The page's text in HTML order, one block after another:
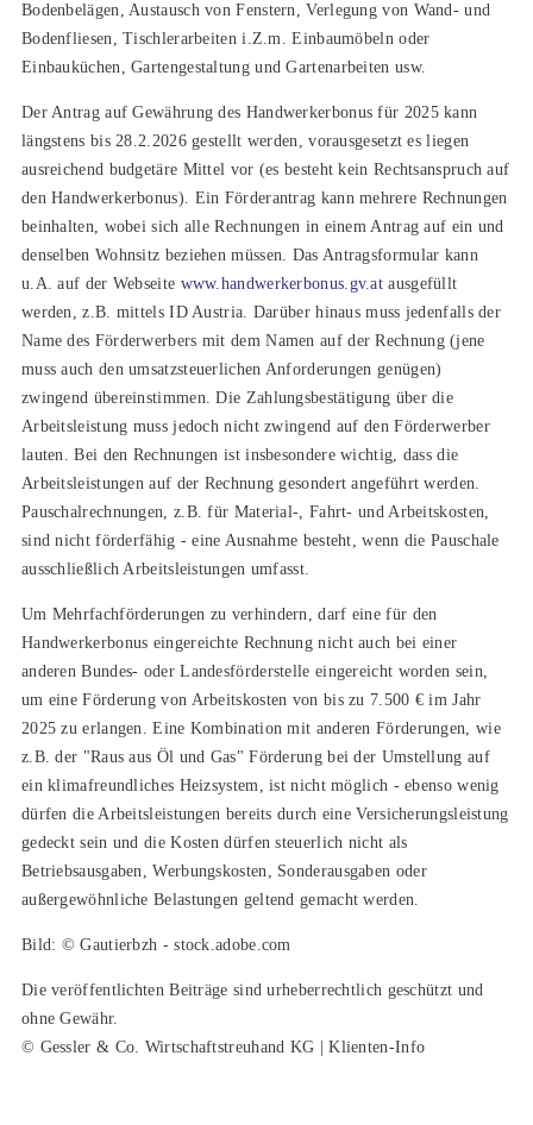
Bodenbelägen, Austausch von Fenstern, Verlegung von Wand- und
Bodenfliesen, Tischlerarbeiten i.Z.m. Einbaumöbeln oder
Einbauküchen, Gartengestaltung und Gartenarbeiten usw.
Der Antrag auf Gewährung des Handwerkerbonus für 2025 kann
längstens bis 28.2.2026 gestellt werden, vorausgesetzt es liegen
ausreichend budgetäre Mittel vor (es besteht kein Rechtsanspruch auf
den Handwerkerbonus). Ein Förderantrag kann mehrere Rechnungen
beinhalten, wobei sich alle Rechnungen in einem Antrag auf ein und
denselben Wohnsitz beziehen müssen. Das Antragsformular kann
u.A. auf der Webseite www.handwerkerbonus.gv.at ausgefüllt
werden, z.B. mittels ID Austria. Darüber hinaus muss jedenfalls der
Name des Förderwerbers mit dem Namen auf der Rechnung (jene
muss auch den umsatzsteuerlichen Anforderungen genügen)
zwingend übereinstimmen. Die Zahlungsbestätigung über die
Arbeitsleistung muss jedoch nicht zwingend auf den Förderwerber
lauten. Bei den Rechnungen ist insbesondere wichtig, dass die
Arbeitsleistungen auf der Rechnung gesondert angeführt werden.
Pauschalrechnungen, z.B. für Material-, Fahrt- und Arbeitskosten,
sind nicht förderfähig - eine Ausnahme besteht, wenn die Pauschale
ausschließlich Arbeitsleistungen umfasst.
Um Mehrfachförderungen zu verhindern, darf eine für den
Handwerkerbonus eingereichte Rechnung nicht auch bei einer
anderen Bundes- oder Landesförderstelle eingereicht worden sein,
um eine Förderung von Arbeitskosten von bis zu 7.500 € im Jahr
2025 zu erlangen. Eine Kombination mit anderen Förderungen, wie
z.B. der "Raus aus Öl und Gas" Förderung bei der Umstellung auf
ein klimafreundliches Heizsystem, ist nicht möglich - ebenso wenig
dürfen die Arbeitsleistungen bereits durch eine Versicherungsleistung
gedeckt sein und die Kosten dürfen steuerlich nicht als
Betriebsausgaben, Werbungskosten, Sonderausgaben oder
außergewöhnliche Belastungen geltend gemacht werden.
Bild: © Gautierbzh - stock.adobe.com
Die veröffentlichten Beiträge sind urheberrechtlich geschützt und
ohne Gewähr.
© Gessler & Co. Wirtschaftstreuhand KG | Klienten-Info